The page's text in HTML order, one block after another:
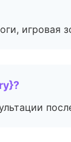
игровая